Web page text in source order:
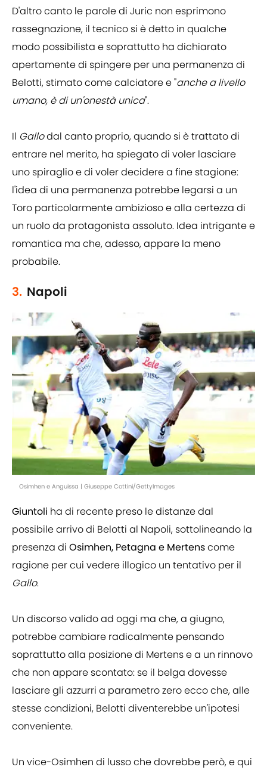
D'altro canto le parole di Juric non esprimono
rassegnazione, il tecnico si è detto in qualche
modo possibilista e soprattutto ha dichiarato
apertamente di spingere per una permanenza di
Belotti, stimato come calciatore e "anche a livello
umano, è di un'onestà unica".
Il Gallodal canto proprio, quando si è trattato di
entrare nel merito, ha spiegato di voler lasciare
uno spiraglio e di voler decidere a fine stagione:
l'idea di una permanenza potrebbe legarsi a un
Toro particolarmente ambizioso e alla certezza di
un ruolo da protagonista assoluto. Idea intrigante e
romantica ma che, adesso, appare la meno
probabile.
3. Napoli
Osimhen e Anguissa | Giuseppe Cottini/GettyImages
Giuntoli ha di recente preso le distanze dal
possibile arrivo di Belotti al Napoli, sottolineando la
presenza di Osimhen, Petagna e Mertenscome
ragione per cui vedere illogico un tentativo per il
Gallo.
Un discorso valido ad oggi ma che, a giugno,
potrebbe cambiare radicalmente pensando
soprattutto alla posizione di Mertens e a un rinnovo
che non appare scontato: se il belga dovesse
lasciare gli azzurri a parametro zero ecco che, alle
stesse condizioni, Belotti diventerebbe un'ipotesi
conveniente.
Un vice-Osimhen di lusso che dovrebbe però, e qui